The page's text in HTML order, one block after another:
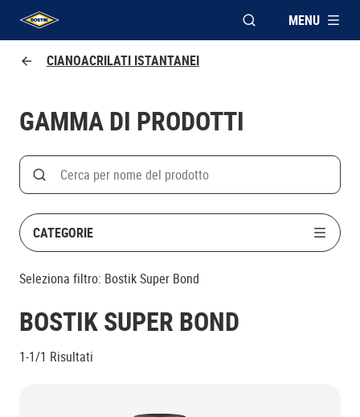
UHU logo
APRI FINESTRA
MENU
CIANOACRILATI ISTANTANEI
GAMMA DI PRODOTTI
Search
Cerca
CATEGORIE
Seleziona filtro: Bostik Super Bond
BOSTIK SUPER BOND
1-1/1 Risultati